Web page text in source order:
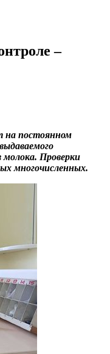
–
на постоянном
молока. Проверки
многочисленных.